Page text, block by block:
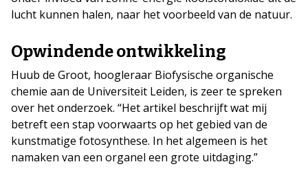
lucht kunnen halen, naar het voorbeeld van de natuur.
Opwindende ontwikkeling
Huub de Groot, hoogleraar Biofysische organische
chemie aan de Universiteit Leiden, is zeer te spreken
over het onderzoek. “Het artikel beschrijft wat mij
betreft een stap voorwaarts op het gebied van de
kunstmatige fotosynthese. In het algemeen is het
namaken van een organel een grote uitdaging.”